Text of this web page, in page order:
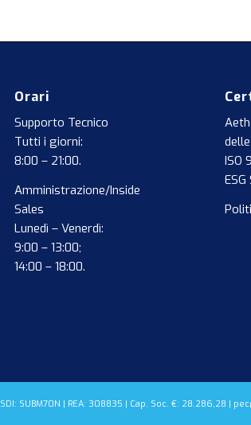
Orari
Supporto Tecnico
Tutti i giorni:
8:00 – 21:00.
Amministrazione/Inside
Sales
Lunedì – Venerdì:
9:00 – 13:00;
14:00 – 18:00.
ISO
SUBM70N | REA: 308835 | Cap. Soc. €: 28.286,28 |